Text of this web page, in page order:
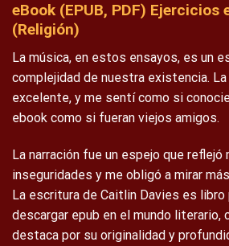
eBook (EPUB, PDF) Ejercicios
(Religión)
La música, en estos ensayos, es un
complejidad de nuestra existencia.
excelente, y me sentí como si
ebook como si fueran viejos amigos.
La narración fue un espejo que reflejó
inseguridades y me obligó a mirar
La escritura de Caitlin Davies es
descargar epub en el mundo literario,
destaca por su originalidad y